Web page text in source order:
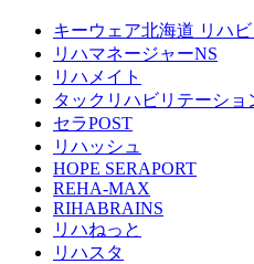
キーウェア北海道 リハ
リハマネージャーNS
リハメイト
タックリハビリテーショ
セラPOST
リハッシュ
HOPE SERAPORT
REHA-MAX
RIHABRAINS
リハねっと
リハスタ